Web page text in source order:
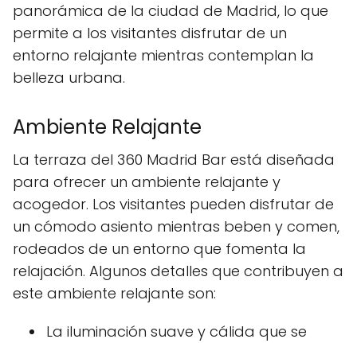
panorámica de la ciudad de Madrid, lo que
permite a los visitantes disfrutar de un
entorno relajante mientras contemplan la
belleza urbana.
Ambiente Relajante
La terraza del 360 Madrid Bar está diseñada
para ofrecer un ambiente relajante y
acogedor. Los visitantes pueden disfrutar de
un cómodo asiento mientras beben y comen,
rodeados de un entorno que fomenta la
relajación. Algunos detalles que contribuyen a
este ambiente relajante son:
La iluminación suave y cálida que se